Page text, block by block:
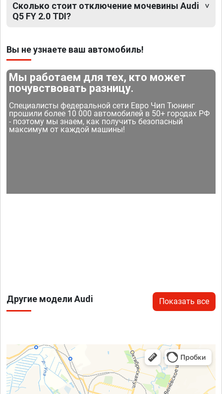
Сколько стоит отключение мочевины Audi
Q5 FY 2.0 TDI?
Вы не узнаете ваш автомобиль!
Мы работаем для тех, кто может
почувствовать разницу.
Специалисты федеральной сети Евро Чип Тюнинг
прошили более 10 000 автомобилей в 50+ городах РФ
- поэтому мы знаем, как получить безопасный
максимум от каждой машины!
Другие модели Audi Показать все